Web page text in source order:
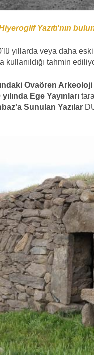
Yazıtı'nın
yıllarda veya daha
kullanıldığı tahmin
Ovaören Arkeoloji
yılında Ege Yayınları
Sunulan Yazılar